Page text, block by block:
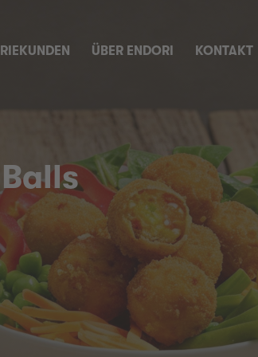
ÜBER ENDORI KONTAKT